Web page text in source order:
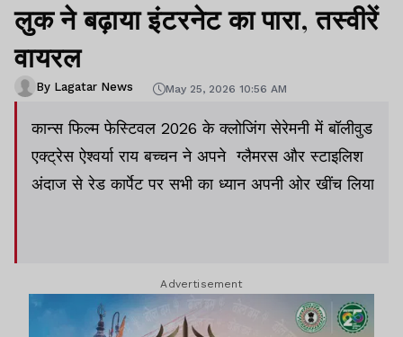
लुक ने बढ़ाया इंटरनेट का पारा, तस्वीरें
वायरल
By Lagatar News May 25, 2026 10:56 AM
कान्स फिल्म फेस्टिवल 2026 के क्लोजिंग सेरेमनी में बॉलीवुड
एक्ट्रेस ऐश्वर्या राय बच्चन ने अपने ग्लैमरस और स्टाइलिश
अंदाज से रेड कार्पेट पर सभी का ध्यान अपनी ओर खींच लिया
Advertisement